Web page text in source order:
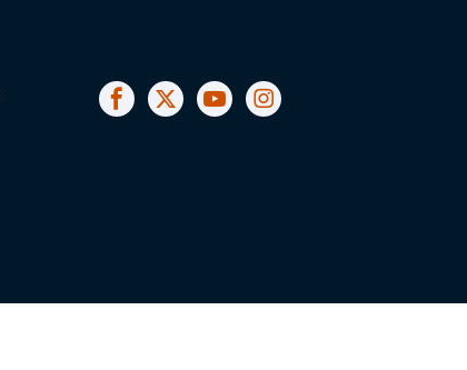
Notre facebook
Notre X (ex Twitter)
Notre Chaine youtube